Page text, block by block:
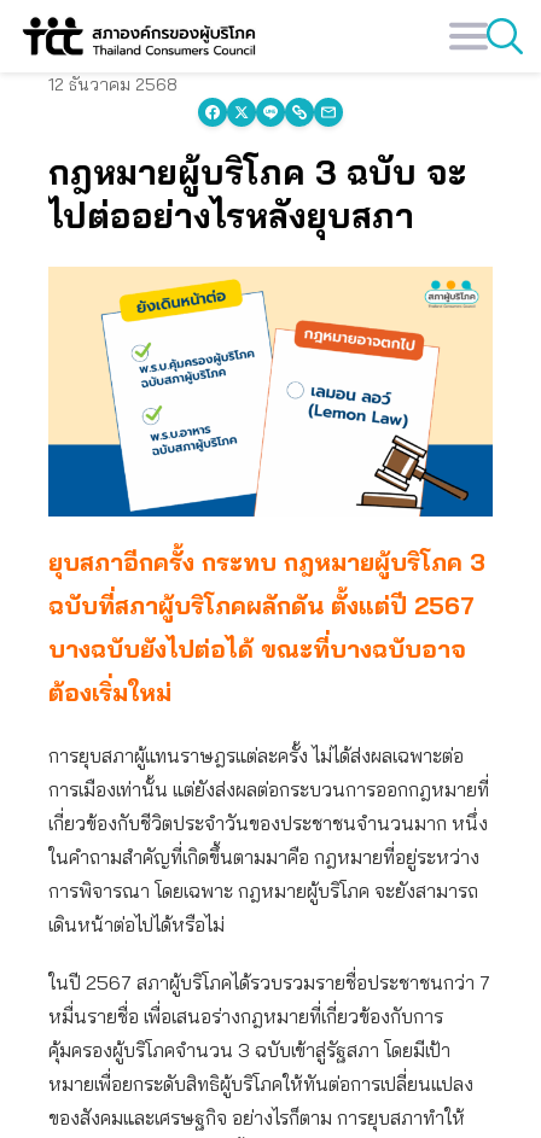
Skip
12 ธันวาคม 2568
กฎหมายผู้บริโภค 3 ฉบับ จะ
ไปต่ออย่างไรหลังยุบสภา
ยุบสภาอีกครั้ง กระทบ กฎหมายผู้บริโภค 3
ฉบับที่สภาผู้บริโภคผลักดัน ตั้งแต่ปี 2567
บางฉบับยังไปต่อได้ ขณะที่บางฉบับอาจ
ต้องเริ่มใหม่
การยุบสภาผู้แทนราษฎรแต่ละครั้ง ไม่ได้ส่งผลเฉพาะต่อ
การเมืองเท่านั้น แต่ยังส่งผลต่อกระบวนการออกกฎหมายที่
เกี่ยวข้องกับชีวิตประจำวันของประชาชนจำนวนมาก หนึ่ง
ในคำถามสำคัญที่เกิดขึ้นตามมาคือ กฎหมายที่อยู่ระหว่าง
การพิจารณา โดยเฉพาะ กฎหมายผู้บริโภค จะยังสามารถ
เดินหน้าต่อไปได้หรือไม่
ในปี 2567 สภาผู้บริโภคได้รวบรวมรายชื่อประชาชนกว่า 7
หมื่นรายชื่อ เพื่อเสนอร่างกฎหมายที่เกี่ยวข้องกับการ
คุ้มครองผู้บริโภคจำนวน 3 ฉบับเข้าสู่รัฐสภา โดยมีเป้า
หมายเพื่อยกระดับสิทธิผู้บริโภคให้ทันต่อการเปลี่ยนแปลง
ของสังคมและเศรษฐกิจ อย่างไรก็ตาม การยุบสภาทำให้